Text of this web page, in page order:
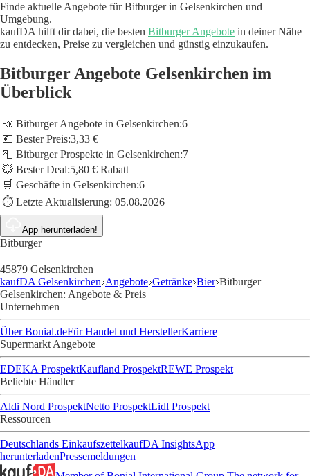
Finde aktuelle Angebote für Bitburger in Gelsenkirchen und
Umgebung.
kaufDA hilft dir dabei, die besten Bitburger Angebote in deiner Nähe
zu entdecken, Preise zu vergleichen und günstig einzukaufen.
Bitburger Angebote Gelsenkirchen im
Überblick
📣 Bitburger Angebote in Gelsenkirchen:6
💶 Bester Preis:3,33 €
📮 Bitburger Prospekte in Gelsenkirchen:7
💥 Bester Deal:5,80 € Rabatt
🛒 Geschäfte in Gelsenkirchen:6
⏱️ Letzte Aktualisierung: 05.08.2026
App herunterladen!
Bitburger
45879 Gelsenkirchen
kaufDA Gelsenkirchen Angebote Getränke Bier Bitburger
Gelsenkirchen: Angebote & Preis
Unternehmen
Über Bonial.deFür Handel und HerstellerKarriere
Supermarkt Angebote
EDEKA ProspektKaufland ProspektREWE Prospekt
Beliebte Händler
Aldi Nord ProspektNetto ProspektLidl Prospekt
Ressourcen
Deutschlands EinkaufszettelkaufDA InsightsApp
herunterladenPressemeldungen